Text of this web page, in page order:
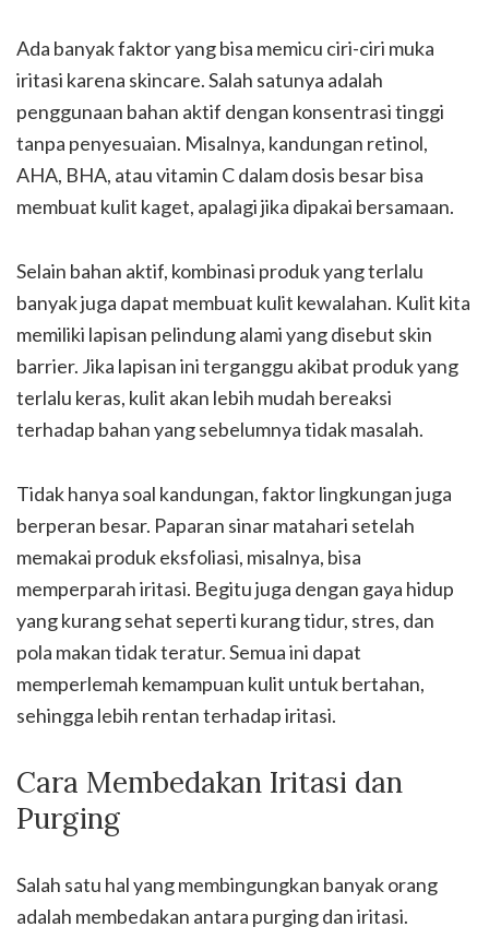
Ada banyak faktor yang bisa memicu ciri-ciri muka
iritasi karena skincare. Salah satunya adalah
penggunaan bahan aktif dengan konsentrasi tinggi
tanpa penyesuaian. Misalnya, kandungan retinol,
AHA, BHA, atau vitamin C dalam dosis besar bisa
membuat kulit kaget, apalagi jika dipakai bersamaan.
Selain bahan aktif, kombinasi produk yang terlalu
banyak juga dapat membuat kulit kewalahan. Kulit kita
memiliki lapisan pelindung alami yang disebut skin
barrier. Jika lapisan ini terganggu akibat produk yang
terlalu keras, kulit akan lebih mudah bereaksi
terhadap bahan yang sebelumnya tidak masalah.
Tidak hanya soal kandungan, faktor lingkungan juga
berperan besar. Paparan sinar matahari setelah
memakai produk eksfoliasi, misalnya, bisa
memperparah iritasi. Begitu juga dengan gaya hidup
yang kurang sehat seperti kurang tidur, stres, dan
pola makan tidak teratur. Semua ini dapat
memperlemah kemampuan kulit untuk bertahan,
sehingga lebih rentan terhadap iritasi.
Cara Membedakan Iritasi dan
Purging
Salah satu hal yang membingungkan banyak orang
adalah membedakan antara purging dan iritasi.